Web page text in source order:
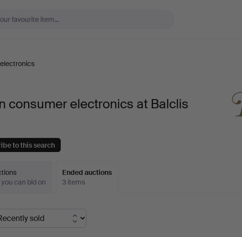
consumer electronics at Balclis
to this search
can bid on
Ended auctions
3 items